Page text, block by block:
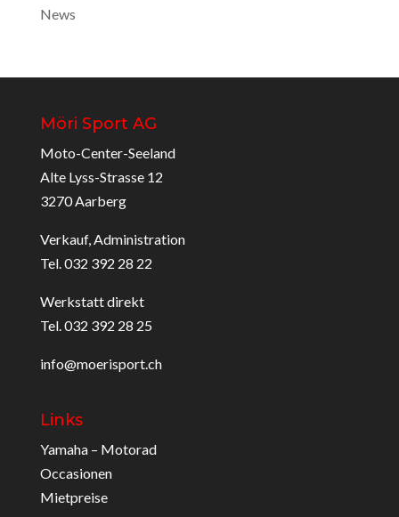
News
Möri Sport AG
Moto-Center-Seeland
Alte Lyss-Strasse 12
3270 Aarberg
Verkauf, Administration
Tel. 032 392 28 22
Werkstatt direkt
Tel. 032 392 28 25
info@moerisport.ch
Links
Yamaha – Motorad
Occasionen
Mietpreise